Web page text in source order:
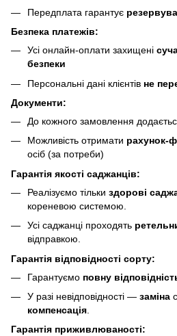
Передплата гарантує
Безпека платежів:
Усі онлайн-оплати захищені
безпеки
Персональні дані клієнтів не
Документи:
До кожного замовлення
Можливість отримати рахунок-
осіб (за потреби)
Гарантія якості саджанців:
Реалізуємо тільки здорові
кореневою системою.
Усі саджанці проходять
відправкою.
Гарантія відповідності сорту:
Гарантуємо повну
У разі невідповідності — заміна
компенсація
Гарантія приживлюваності: